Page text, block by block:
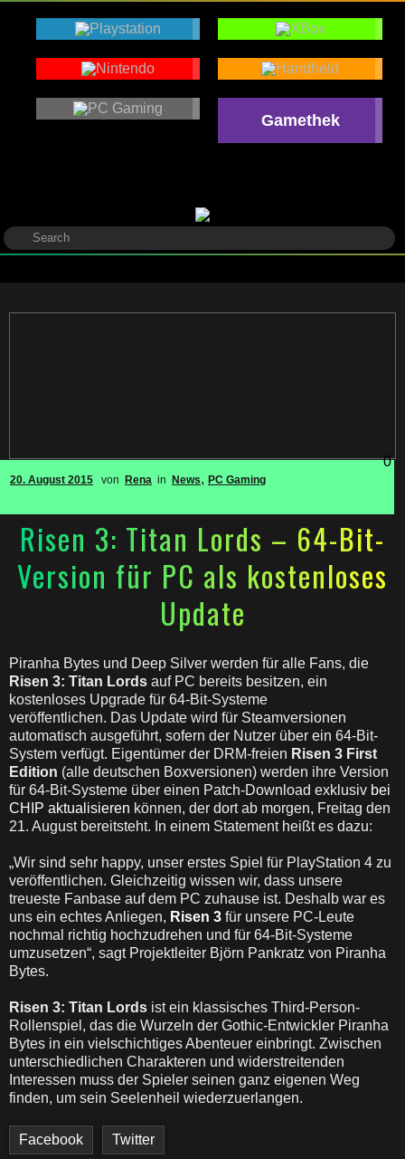
Gamethek
20. August 2015 von Rena in News, PC Gaming
0
Risen 3: Titan Lords – 64-Bit-
Version für PC als kostenloses
Update
Piranha Bytes und Deep Silver werden für alle Fans, die
Risen 3: Titan Lords auf PC bereits besitzen, ein
kostenloses Upgrade für 64-Bit-Systeme
veröffentlichen. Das Update wird für Steamversionen
automatisch ausgeführt, sofern der Nutzer über ein 64-Bit-
System verfügt. Eigentümer der DRM-freien Risen 3 First
Edition (alle deutschen Boxversionen) werden ihre Version
für 64-Bit-Systeme über einen Patch-Download exklusiv bei
CHIP aktualisieren können, der dort ab morgen, Freitag den
21. August bereitsteht. In einem Statement heißt es dazu:
„Wir sind sehr happy, unser erstes Spiel für PlayStation 4 zu
veröffentlichen. Gleichzeitig wissen wir, dass unsere
treueste Fanbase auf dem PC zuhause ist. Deshalb war es
uns ein echtes Anliegen, Risen 3 für unsere PC-Leute
nochmal richtig hochzudrehen und für 64-Bit-Systeme
umzusetzen“, sagt Projektleiter Björn Pankratz von Piranha
Bytes.
Risen 3: Titan Lords ist ein klassisches Third-Person-
Rollenspiel, das die Wurzeln der Gothic-Entwickler Piranha
Bytes in ein vielschichtiges Abenteuer einbringt. Zwischen
unterschiedlichen Charakteren und widerstreitenden
Interessen muss der Spieler seinen ganz eigenen Weg
finden, um sein Seelenheil wiederzuerlangen.
Facebook Twitter